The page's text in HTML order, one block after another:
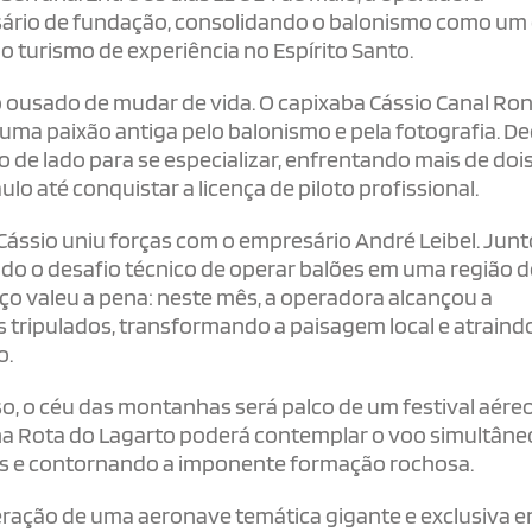
de fundação, consolidando o balonismo como
turismo de experiência no Espírito Santo.
de mudar de vida. O capixaba Cássio Canal
paixão antiga pelo balonismo e pela fotografia.
lado para se especializar, enfrentando mais de
até conquistar a licença de piloto profissional.
uniu forças com o empresário André Leibel.
o desafio técnico de operar balões em uma região
valeu a pena: neste mês, a operadora alcançou a
tripulados, transformando a paisagem local e
o céu das montanhas será palco de um festival
Rota do Lagarto poderá contemplar o voo
e contornando a imponente formação rochosa.
de uma aeronave temática gigante e exclusiva